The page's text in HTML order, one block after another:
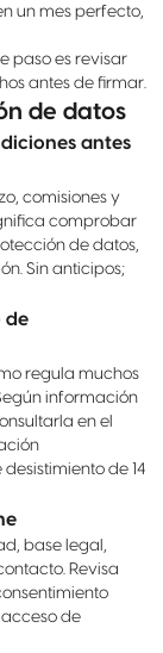
un mes perfecto,
paso es revisar
antes de firmar.
de datos
antes
comisiones y
comprobar
de datos,
Sin anticipos;
de
regula muchos
información
en el
de 14
base legal,
Revisa
acceso de